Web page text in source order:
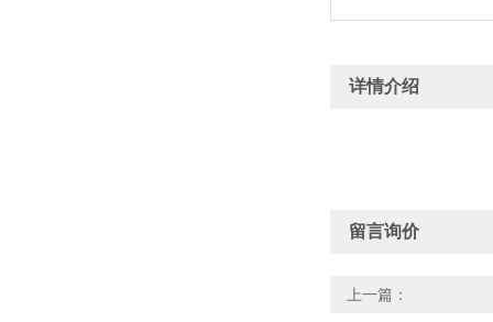
详情介绍
留言询价
上一篇：